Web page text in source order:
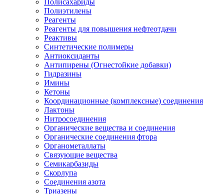
Полисахариды
Полиэтилены
Реагенты
Реагенты для повышения нефтеотдачи
Реактивы
Синтетические полимеры
Антиоксиданты
Антипирены (Огнестойкие добавки)
Гидразины
Имины
Кетоны
Координационные (комплексные) соединения
Лактоны
Нитросоединения
Органические вещества и соединения
Органические соединения фтора
Органометаллаты
Связующие вещества
Семикарбазиды
Скорлупа
Соединения азота
Триазены